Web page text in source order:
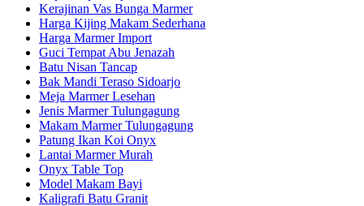
Kerajinan Vas Bunga Marmer
Harga Kijing Makam Sederhana
Harga Marmer Import
Guci Tempat Abu Jenazah
Batu Nisan Tancap
Bak Mandi Teraso Sidoarjo
Meja Marmer Lesehan
Jenis Marmer Tulungagung
Makam Marmer Tulungagung
Patung Ikan Koi Onyx
Lantai Marmer Murah
Onyx Table Top
Model Makam Bayi
Kaligrafi Batu Granit